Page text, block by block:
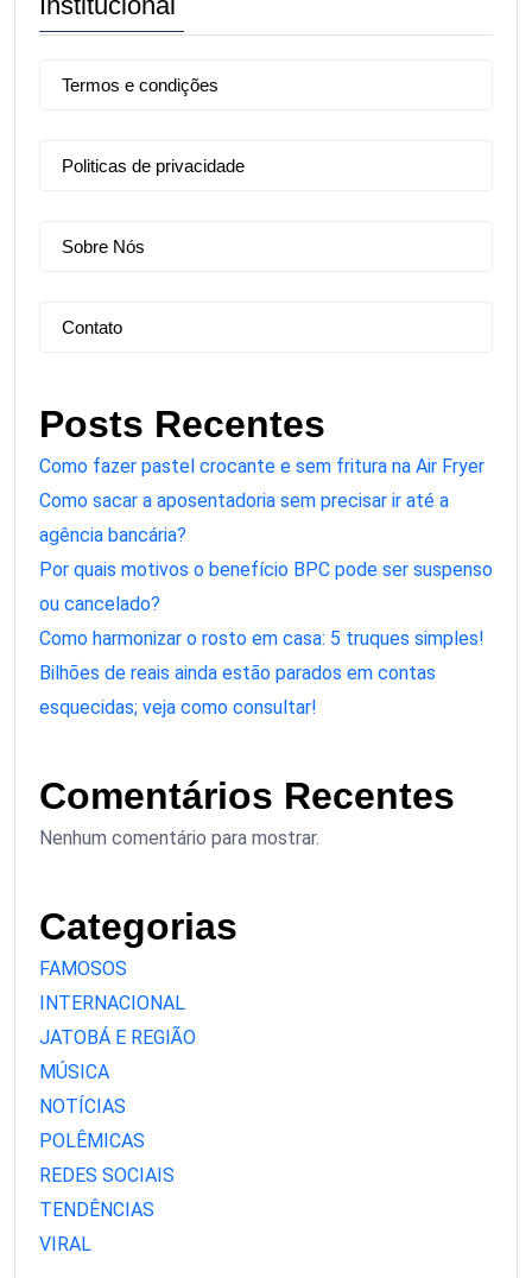
Termos e condições
Politicas de privacidade
Sobre Nós
Contato
Posts Recentes
Como fazer pastel crocante e sem fritura na Air Fryer
Como sacar a aposentadoria sem precisar ir até a
agência bancária?
Por quais motivos o benefício BPC pode ser suspenso
ou cancelado?
Como harmonizar o rosto em casa: 5 truques simples!
Bilhões de reais ainda estão parados em contas
esquecidas; veja como consultar!
Comentários Recentes
Nenhum comentário para mostrar.
Categorias
FAMOSOS
INTERNACIONAL
JATOBÁ E REGIÃO
MÚSICA
NOTÍCIAS
POLÊMICAS
REDES SOCIAIS
TENDÊNCIAS
VIRAL